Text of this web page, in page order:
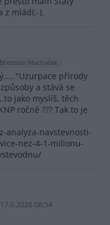
z mládí;-).
Machaček
přírody
a stává se
jako myslíš, těch
ročně ??? Tak to je
analyza-navstevnosti-
nez-4-1-milionu-
17.6.2026 08:54